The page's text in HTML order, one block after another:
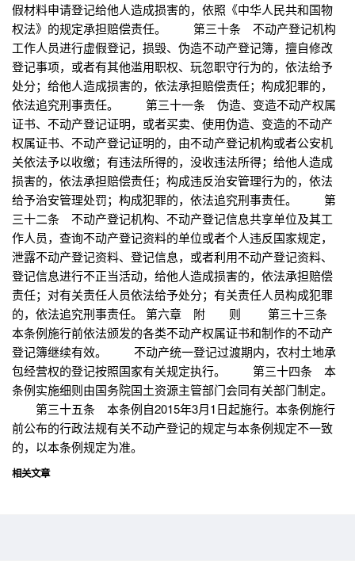
假材料申请登记给他人造成损害的，依照《中华人民共和国物
权法》的规定承担赔偿责任。 第三十条 不动产登记机构
工作人员进行虚假登记，损毁、伪造不动产登记簿，擅自修改
登记事项，或者有其他滥用职权、玩忽职守行为的，依法给予
处分；给他人造成损害的，依法承担赔偿责任；构成犯罪的，
依法追究刑事责任。 第三十一条 伪造、变造不动产权属
证书、不动产登记证明，或者买卖、使用伪造、变造的不动产
权属证书、不动产登记证明的，由不动产登记机构或者公安机
关依法予以收缴；有违法所得的，没收违法所得；给他人造成
损害的，依法承担赔偿责任；构成违反治安管理行为的，依法
给予治安管理处罚；构成犯罪的，依法追究刑事责任。 第
三十二条 不动产登记机构、不动产登记信息共享单位及其工
作人员，查询不动产登记资料的单位或者个人违反国家规定，
泄露不动产登记资料、登记信息，或者利用不动产登记资料、
登记信息进行不正当活动，给他人造成损害的，依法承担赔偿
责任；对有关责任人员依法给予处分；有关责任人员构成犯罪
的，依法追究刑事责任。 第六章 附 则 第三十三条
本条例施行前依法颁发的各类不动产权属证书和制作的不动产
登记簿继续有效。 不动产统一登记过渡期内，农村土地承
包经营权的登记按照国家有关规定执行。 第三十四条 本
条例实施细则由国务院国土资源主管部门会同有关部门制定。
第三十五条 本条例自2015年3月1日起施行。本条例施行
前公布的行政法规有关不动产登记的规定与本条例规定不一致
的，以本条例规定为准。
相关文章